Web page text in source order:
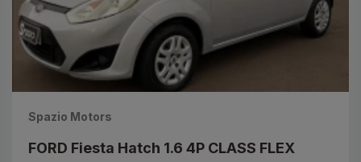
Spazio Motors
FORD Fiesta Hatch 1.6 4P CLASS FLEX